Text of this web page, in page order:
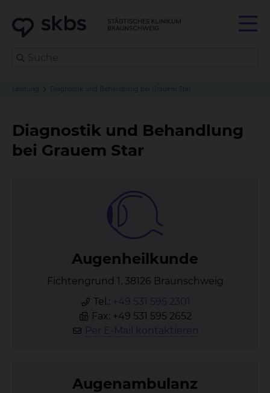
Leistung Diagnostik und Behandlung bei Grauem Star
Diagnostik und Behandlung
bei Grauem Star
Au­gen­heil­kun­de
Fichtengrund 1, 38126 Braunschweig
Tel.: +49 531 595 2301
Fax: +49 531 595 2652
Per E-Mail kontaktieren
Au­gen­am­bu­lanz